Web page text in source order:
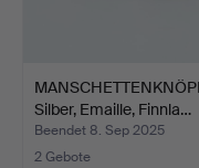
Silber, Emaille, Finnla…
Beendet 8. Sep 2025
2 Gebote